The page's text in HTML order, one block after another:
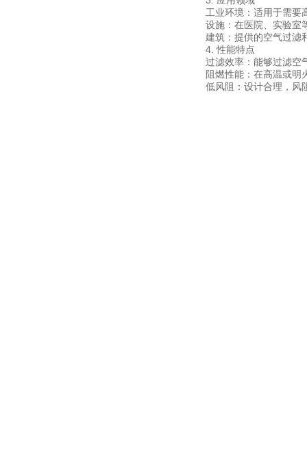
工业环境：适用于需要
设施：在医院、实验室
建筑：提供的空气过滤
4. 性能特点
过滤效率：能够过滤空
阻燃性能：在高温或明
低风阻：设计合理，风